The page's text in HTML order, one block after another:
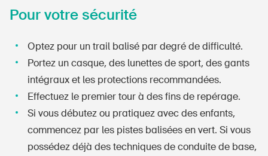
Pour votre sécurité
Optez pour un trail balisé par degré de difficulté.
Portez un casque, des lunettes de sport, des gants
intégraux et les protections recommandées.
Effectuez le premier tour à des fins de repérage.
Si vous débutez ou pratiquez avec des enfants,
commencez par les pistes balisées en vert. Si vous
possédez déjà des techniques de conduite de base,